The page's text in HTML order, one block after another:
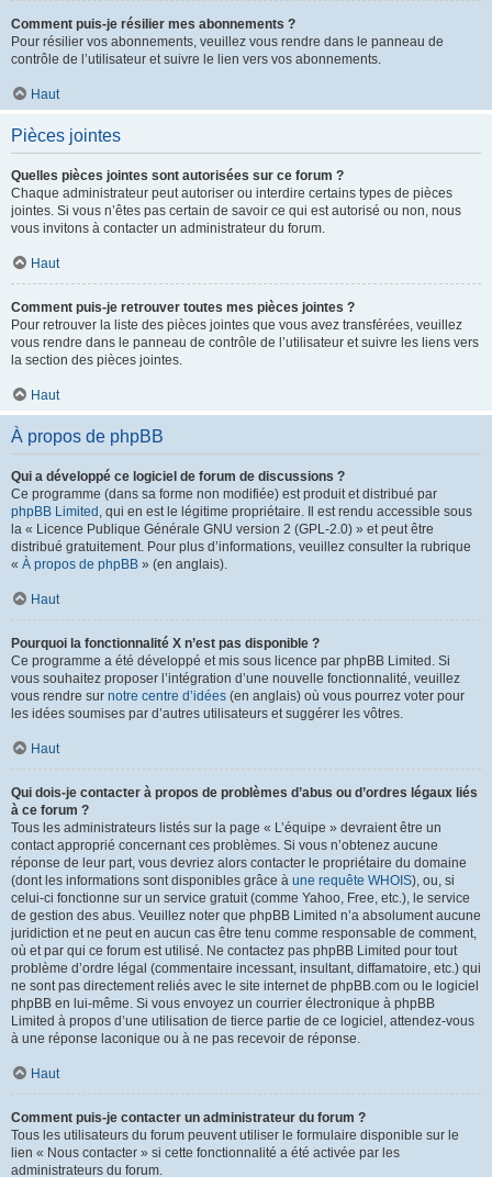
Comment puis-je résilier mes abonnements ?
Pour résilier vos abonnements, veuillez vous rendre dans le panneau de
contrôle de l’utilisateur et suivre le lien vers vos abonnements.
Haut
Pièces jointes
Quelles pièces jointes sont autorisées sur ce forum ?
Chaque administrateur peut autoriser ou interdire certains types de pièces
jointes. Si vous n’êtes pas certain de savoir ce qui est autorisé ou non, nous
vous invitons à contacter un administrateur du forum.
Haut
Comment puis-je retrouver toutes mes pièces jointes ?
Pour retrouver la liste des pièces jointes que vous avez transférées, veuillez
vous rendre dans le panneau de contrôle de l’utilisateur et suivre les liens vers
la section des pièces jointes.
Haut
À propos de phpBB
Qui a développé ce logiciel de forum de discussions ?
Ce programme (dans sa forme non modifiée) est produit et distribué par
phpBB Limited , qui en est le légitime propriétaire. Il est rendu accessible sous
la « Licence Publique Générale GNU version 2 (GPL-2.0) » et peut être
distribué gratuitement. Pour plus d’informations, veuillez consulter la rubrique
« À propos de phpBB » (en anglais).
Haut
Pourquoi la fonctionnalité X n’est pas disponible ?
Ce programme a été développé et mis sous licence par phpBB Limited. Si
vous souhaitez proposer l’intégration d’une nouvelle fonctionnalité, veuillez
vous rendre sur notre centre d’idées (en anglais) où vous pourrez voter pour
les idées soumises par d’autres utilisateurs et suggérer les vôtres.
Haut
Qui dois-je contacter à propos de problèmes d’abus ou d’ordres légaux liés
à ce forum ?
Tous les administrateurs listés sur la page « L’équipe » devraient être un
contact approprié concernant ces problèmes. Si vous n’obtenez aucune
réponse de leur part, vous devriez alors contacter le propriétaire du domaine
(dont les informations sont disponibles grâce à une requête WHOIS), ou, si
celui-ci fonctionne sur un service gratuit (comme Yahoo, Free, etc.), le service
de gestion des abus. Veuillez noter que phpBB Limited n’a absolument aucune
juridiction et ne peut en aucun cas être tenu comme responsable de comment,
où et par qui ce forum est utilisé. Ne contactez pas phpBB Limited pour tout
problème d’ordre légal (commentaire incessant, insultant, diffamatoire, etc.) qui
ne sont pas directement reliés avec le site internet de phpBB.com ou le logiciel
phpBB en lui-même. Si vous envoyez un courrier électronique à phpBB
Limited à propos d’une utilisation de tierce partie de ce logiciel, attendez-vous
à une réponse laconique ou à ne pas recevoir de réponse.
Haut
Comment puis-je contacter un administrateur du forum ?
Tous les utilisateurs du forum peuvent utiliser le formulaire disponible sur le
lien « Nous contacter » si cette fonctionnalité a été activée par les
administrateurs du forum.